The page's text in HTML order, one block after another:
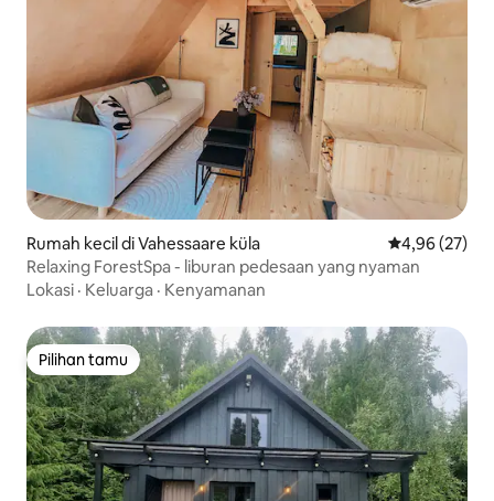
Rumah kecil di Vahessaare küla Nilai rata-rata
4,96 (27)
Relaxing ForestSpa - liburan pedesaan yang nyaman
Lokasi · Keluarga · Kenyamanan
Pilihan tamu
Pilihan tamu